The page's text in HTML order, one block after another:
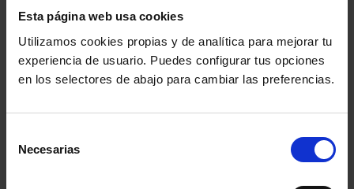
Esta página web usa cookies
Utilizamos cookies propias y de analítica para mejorar tu
experiencia de usuario. Puedes configurar tus opciones
en los selectores de abajo para cambiar las preferencias.
Necesarias
elimparcial.es
El ICAM convoca la
primera edición del
Hombres y Mujeres'